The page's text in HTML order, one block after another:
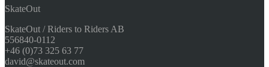
SkateOut
SkateOut / Riders to Riders AB
556840-0112
+46 (0)73 325 63 77
david@skateout.com